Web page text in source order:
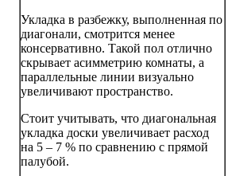
Укладка в разбежку, выполненная по
диагонали, смотрится менее
консервативно. Такой пол отлично
скрывает асимметрию комнаты, а
параллельные линии визуально
увеличивают пространство.
Стоит учитывать, что диагональная
укладка доски увеличивает расход
на 5 – 7 % по сравнению с прямой
палубой.